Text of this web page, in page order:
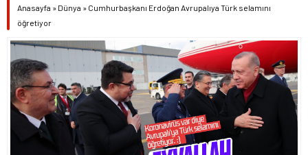
Anasayfa » Dünya » Cumhurbaşkanı Erdoğan Avrupalıya Türk selamını
öğretiyor